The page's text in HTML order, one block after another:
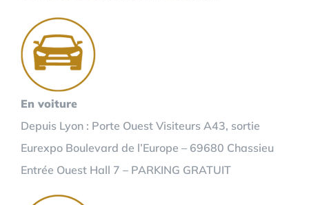
En voiture
Depuis Lyon : Porte Ouest Visiteurs A43, sortie
Eurexpo Boulevard de l’Europe – 69680 Chassieu
Entrée Ouest Hall 7 – PARKING GRATUIT